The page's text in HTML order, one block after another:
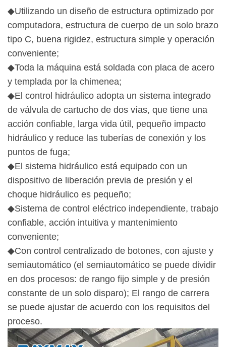
◆Utilizando un diseño de estructura optimizado por
computadora, estructura de cuerpo de un solo brazo
tipo C, buena rigidez, estructura simple y operación
conveniente;
◆Toda la máquina está soldada con placa de acero
y templada por la chimenea;
◆El control hidráulico adopta un sistema integrado
de válvula de cartucho de dos vías, que tiene una
acción confiable, larga vida útil, pequeño impacto
hidráulico y reduce las tuberías de conexión y los
puntos de fuga;
◆El sistema hidráulico está equipado con un
dispositivo de liberación previa de presión y el
choque hidráulico es pequeño;
◆Sistema de control eléctrico independiente, trabajo
confiable, acción intuitiva y mantenimiento
conveniente;
◆Con control centralizado de botones, con ajuste y
semiautomático (el semiautomático se puede dividir
en dos procesos: de rango fijo simple y de presión
constante de un solo disparo); El rango de carrera
se puede ajustar de acuerdo con los requisitos del
proceso.